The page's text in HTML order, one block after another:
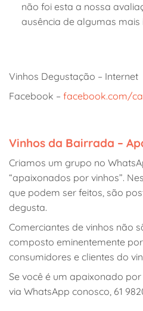
não foi esta a nossa
ausência de algumas mais
Vinhos Degustação – Internet
Facebook – facebook.com/
Vinhos da Bairrada –
Criamos um grupo no
“apaixonados por vinhos”.
que podem ser feitos, são
degusta.
Comerciantes de vinhos não
composto eminentemente
consumidores e clientes do
Se você é um apaixonado
via WhatsApp conosco, 61